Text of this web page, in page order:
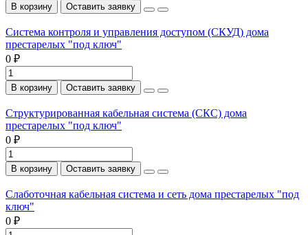
В корзину Оставить заявку
Система контроля и управления доступом (СКУД) дома
престарелых "под ключ"
0 ₽
В корзину Оставить заявку
Структурированная кабельная система (СКС) дома
престарелых "под ключ"
0 ₽
В корзину Оставить заявку
Слаботочная кабельная система и сеть дома престарелых "под
ключ"
0 ₽